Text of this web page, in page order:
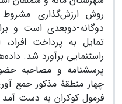
روش ارزش‌گذاری مشروط
دوگانه-دوبعدی است و
تمایل به پرداخت
پرسشنامه و مصاحبه
چهار منطقۀ مذکور جمع
فرمول کوکران به دست آمد